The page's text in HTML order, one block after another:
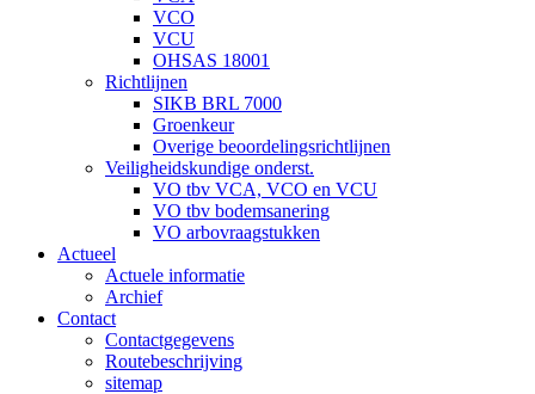
VCO
VCU
OHSAS 18001
Richtlijnen
SIKB BRL 7000
Groenkeur
Overige beoordelingsrichtlijnen
Veiligheidskundige onderst.
VO tbv VCA, VCO en VCU
VO tbv bodemsanering
VO arbovraagstukken
Actueel
Actuele informatie
Archief
Contact
Contactgegevens
Routebeschrijving
sitemap